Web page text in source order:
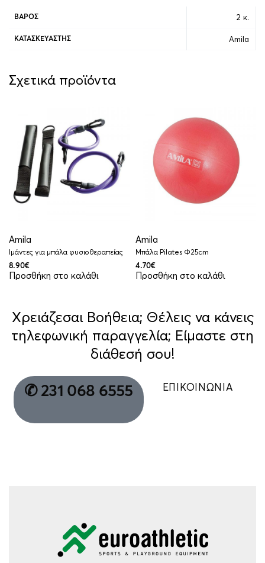
ΒΆΡΟΣ 2 κ.
ΚΑΤΑΣΚΕΥΑΣΤΉΣ Amila
Σχετικά προϊόντα
Amila
Ιμάντες για μπάλα φυσιοθεραπείας
8.90€
Προσθήκη στο καλάθι
Amila
Μπάλα Pilates Φ25cm
4.70€
Προσθήκη στο καλάθι
Χρειάζεσαι Βοήθεια; Θέλεις να κάνεις
τηλεφωνική παραγγελία; Είμαστε στη
διάθεσή σου!
✆ 231 068 6555 ΕΠΙΚΟΙΝΩΝΙΑ